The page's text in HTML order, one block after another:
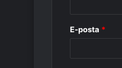
E-posta *